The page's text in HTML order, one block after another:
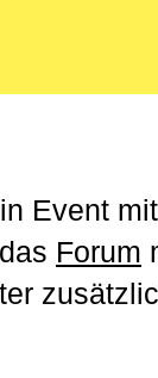
Event
Forum